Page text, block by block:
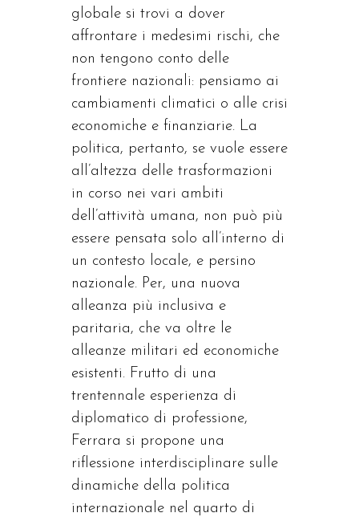
globale si trovi a dover
affrontare i medesimi rischi, che
non tengono conto delle
frontiere nazionali: pensiamo ai
cambiamenti climatici o alle crisi
economiche e finanziarie. La
politica, pertanto, se vuole essere
all’altezza delle trasformazioni
in corso nei vari ambiti
dell’attività umana, non può più
essere pensata solo all’interno di
un contesto locale, e persino
nazionale. Per, una nuova
alleanza più inclusiva e
paritaria, che va oltre le
alleanze militari ed economiche
esistenti. Frutto di una
trentennale esperienza di
diplomatico di professione,
Ferrara si propone una
riflessione interdisciplinare sulle
dinamiche della politica
internazionale nel quarto di